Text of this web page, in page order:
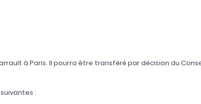
à Paris. Il pourra être transféré par décision du
: